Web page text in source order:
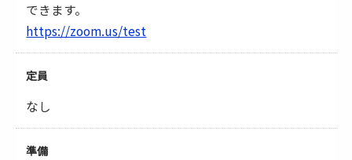
できます。
https://zoom.us/test
定員
なし
準備